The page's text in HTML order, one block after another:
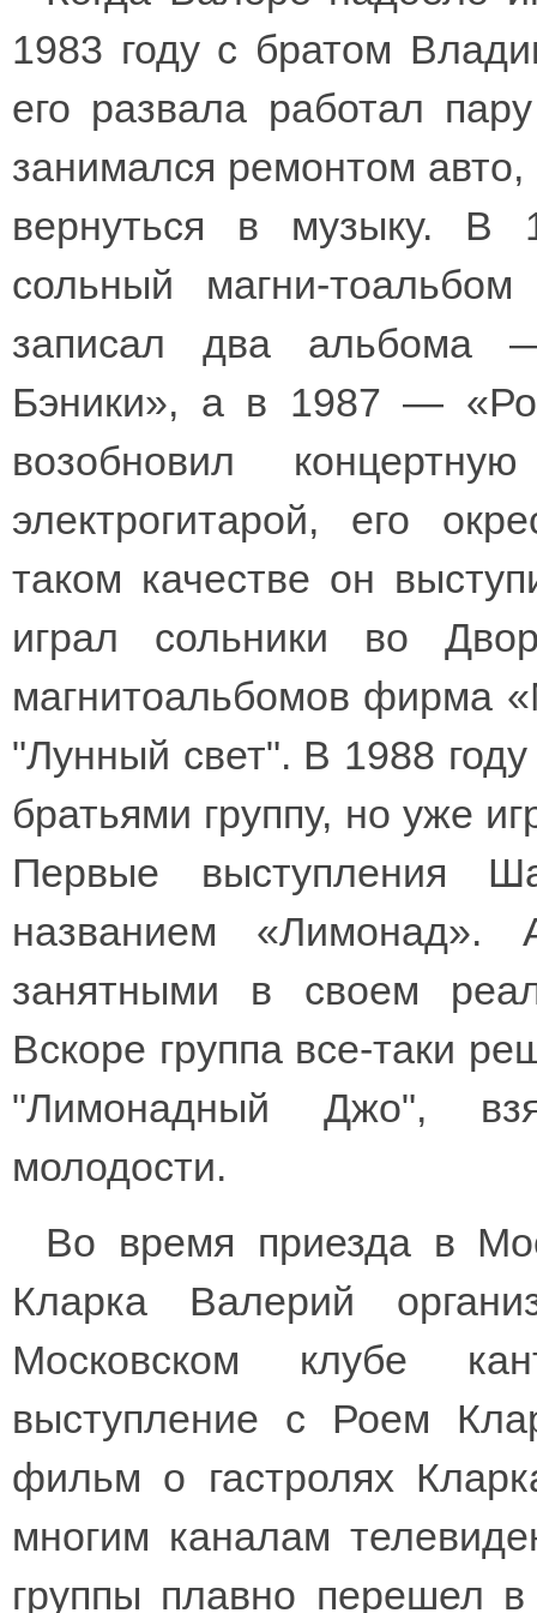
1983 году с братом
его развала работал
занимался ремонтом
вернуться в музыку. В
сольный магни-
записал два альбома
Бэники», а в 1987 —
возобновил
электрогитарой, его
таком качестве он
играл сольники во
магнитоальбомов фирма
"Лунный свет". В 1988
братьями группу, но уже
Первые выступления
названием «Лимонад».
занятными в своем
Вскоре группа все-таки
"Лимонадный Джо",
молодости.
Во время приезда в
Кларка Валерий
Московском клубе
выступление с Роем
фильм о гастролях
многим каналам
группы плавно перешел